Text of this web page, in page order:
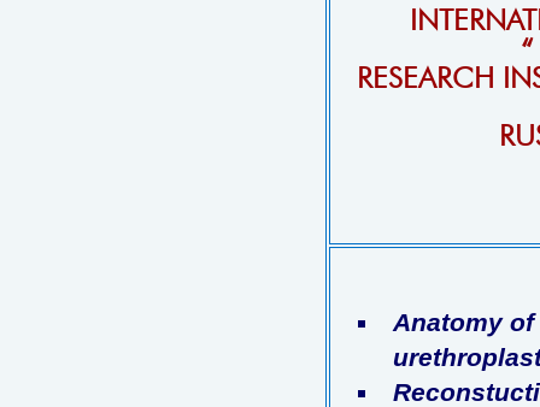
RESEARCH
Anatomy